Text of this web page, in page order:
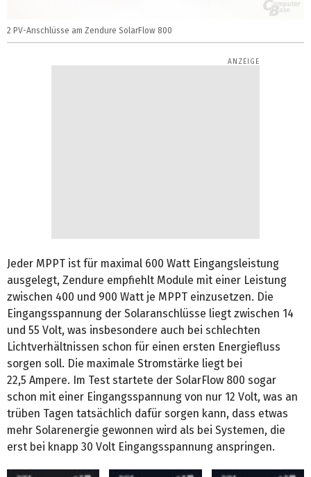
2 PV-Anschlüsse am Zendure SolarFlow 800
Jeder MPPT ist für maximal 600 Watt Eingangsleistung
ausgelegt, Zendure empfiehlt Module mit einer Leistung
zwischen 400 und 900 Watt je MPPT einzusetzen. Die
Eingangsspannung der Solaranschlüsse liegt zwischen 14
und 55 Volt, was insbesondere auch bei schlechten
Lichtverhältnissen schon für einen ersten Energiefluss
sorgen soll. Die maximale Stromstärke liegt bei
22,5 Ampere. Im Test startete der SolarFlow 800 sogar
schon mit einer Eingangsspannung von nur 12 Volt, was an
trüben Tagen tatsächlich dafür sorgen kann, dass etwas
mehr Solarenergie gewonnen wird als bei Systemen, die
erst bei knapp 30 Volt Eingangsspannung anspringen.